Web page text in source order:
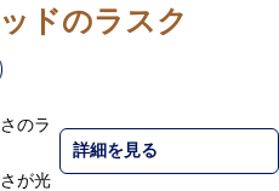
ドのラスク
のラ
が光
詳細を見る